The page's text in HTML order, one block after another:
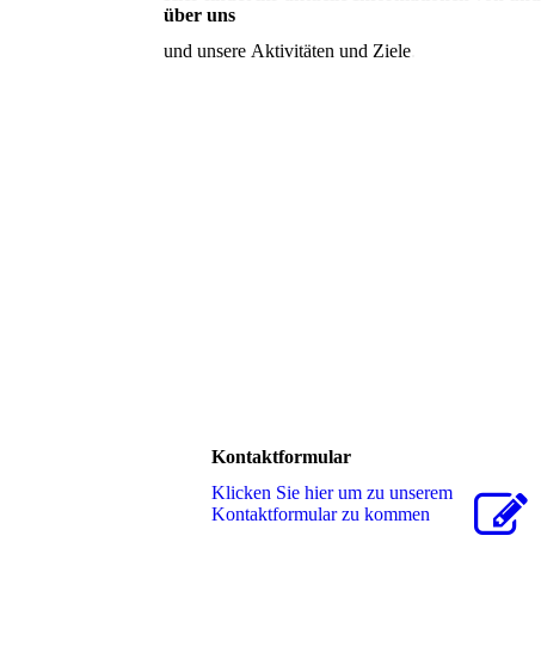
über uns
und unsere Aktivitäten und Ziele
Kontaktformular
Klicken Sie hier um zu unserem
Kon­takt­for­mu­lar zu kommen